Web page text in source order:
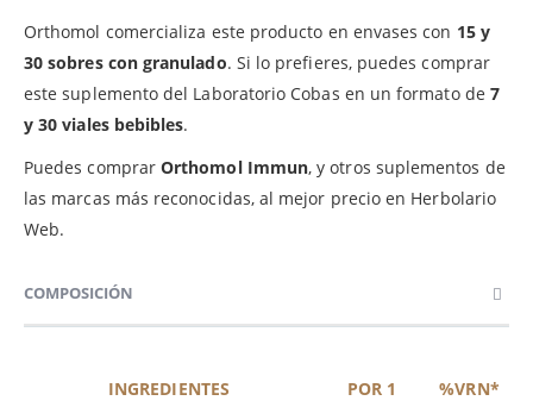
Orthomol comercializa este producto en envases con 15 y
30 sobres con granulado. Si lo prefieres, puedes comprar
este suplemento del Laboratorio Cobas en un formato de 7
y 30 viales bebibles.
Puedes comprarOrthomol Immun, y otros suplementos de
las marcas más reconocidas, al mejor precio en Herbolario
Web.
COMPOSICIÓN
INGREDIENTES
POR 1
%VRN*